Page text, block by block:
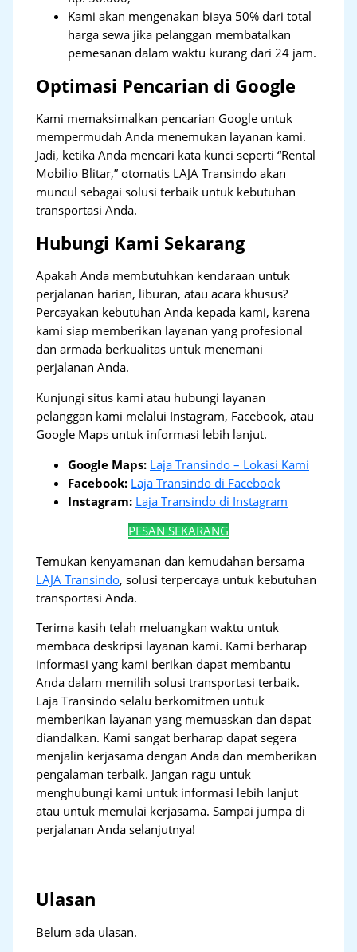
Kami akan mengenakan biaya 50% dari total
harga sewa jika pelanggan membatalkan
pemesanan dalam waktu kurang dari 24 jam.
Optimasi Pencarian di Google
Kami memaksimalkan pencarian Google untuk
mempermudah Anda menemukan layanan kami.
Jadi, ketika Anda mencari kata kunci seperti “Rental
Mobilio Blitar,” otomatis LAJA Transindo akan
muncul sebagai solusi terbaik untuk kebutuhan
transportasi Anda.
Hubungi Kami Sekarang
Apakah Anda membutuhkan kendaraan untuk
perjalanan harian, liburan, atau acara khusus?
Percayakan kebutuhan Anda kepada kami, karena
kami siap memberikan layanan yang profesional
dan armada berkualitas untuk menemani
perjalanan Anda.
Kunjungi situs kami atau hubungi layanan
pelanggan kami melalui Instagram, Facebook, atau
Google Maps untuk informasi lebih lanjut.
Google Maps: Laja Transindo – Lokasi Kami
Facebook: Laja Transindo di Facebook
Instagram: Laja Transindo di Instagram
PESAN SEKARANG
Temukan kenyamanan dan kemudahan bersama
LAJA Transindo, solusi terpercaya untuk kebutuhan
transportasi Anda.
Terima kasih telah meluangkan waktu untuk
membaca deskripsi layanan kami. Kami berharap
informasi yang kami berikan dapat membantu
Anda dalam memilih solusi transportasi terbaik.
Laja Transindo selalu berkomitmen untuk
memberikan layanan yang memuaskan dan dapat
diandalkan. Kami sangat berharap dapat segera
menjalin kerjasama dengan Anda dan memberikan
pengalaman terbaik. Jangan ragu untuk
menghubungi kami untuk informasi lebih lanjut
atau untuk memulai kerjasama. Sampai jumpa di
perjalanan Anda selanjutnya!
Ulasan
Belum ada ulasan.